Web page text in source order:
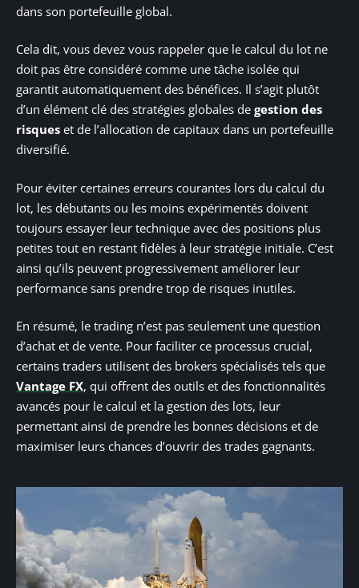
dans son portefeuille global.
Cela dit, vous devez vous rappeler que le calcul du lot ne
doit pas être considéré comme une tâche isolée qui
garantit automatiquement des bénéfices. Il s’agit plutôt
d’un élément clé des stratégies globales de gestion des
risques et de l’allocation de capitaux dans un portefeuille
diversifié.
Pour éviter certaines erreurs courantes lors du calcul du
lot, les débutants ou les moins expérimentés doivent
toujours essayer leur technique avec des positions plus
petites tout en restant fidèles à leur stratégie initiale. C’est
ainsi qu’ils peuvent progressivement améliorer leur
performance sans prendre trop de risques inutiles.
En résumé, le trading n’est pas seulement une question
d’achat et de vente. Pour faciliter ce processus crucial,
certains traders utilisent des brokers spécialisés tels que
Vantage FX, qui offrent des outils et des fonctionnalités
avancés pour le calcul et la gestion des lots, leur
permettant ainsi de prendre les bonnes décisions et de
maximiser leurs chances d’ouvrir des trades gagnants.